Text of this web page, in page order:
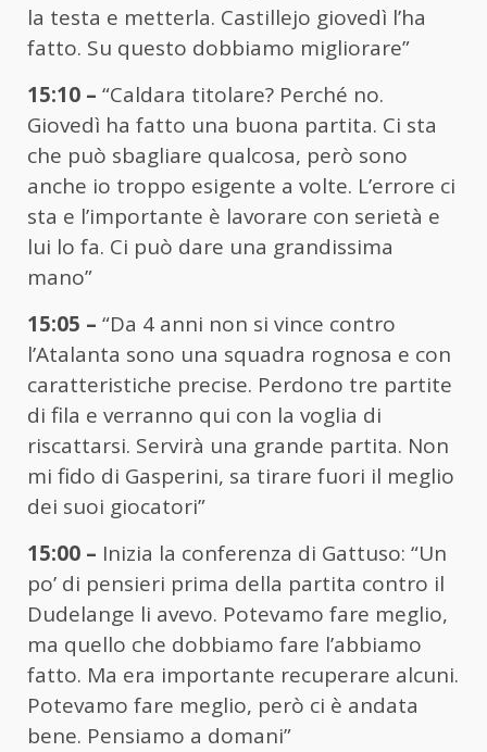
la testa e metterla. Castillejo giovedì l’ha
fatto. Su questo dobbiamo migliorare”
15:10 – “Caldara titolare? Perché no.
Giovedì ha fatto una buona partita. Ci sta
che può sbagliare qualcosa, però sono
anche io troppo esigente a volte. L’errore ci
sta e l’importante è lavorare con serietà e
lui lo fa. Ci può dare una grandissima
mano”
15:05 – “Da 4 anni non si vince contro
l’Atalanta sono una squadra rognosa e con
caratteristiche precise. Perdono tre partite
di fila e verranno qui con la voglia di
riscattarsi. Servirà una grande partita. Non
mi fido di Gasperini, sa tirare fuori il meglio
dei suoi giocatori”
15:00 – Inizia la conferenza di Gattuso: “Un
po’ di pensieri prima della partita contro il
Dudelange li avevo. Potevamo fare meglio,
ma quello che dobbiamo fare l’abbiamo
fatto. Ma era importante recuperare alcuni.
Potevamo fare meglio, però ci è andata
bene. Pensiamo a domani”